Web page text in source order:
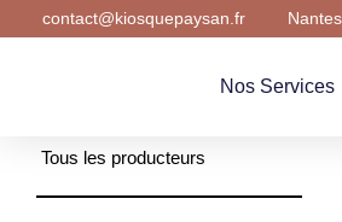
contact@kiosquepaysan.fr
Nos Services
Tous les producteurs